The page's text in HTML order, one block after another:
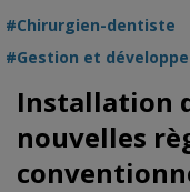
Chirurgien-dentiste
Gestion et
Installation
nouvelles